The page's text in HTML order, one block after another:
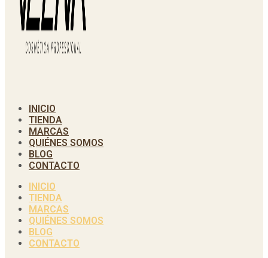
INICIO
TIENDA
MARCAS
QUIÉNES SOMOS
BLOG
CONTACTO
INICIO
TIENDA
MARCAS
QUIÉNES SOMOS
BLOG
CONTACTO